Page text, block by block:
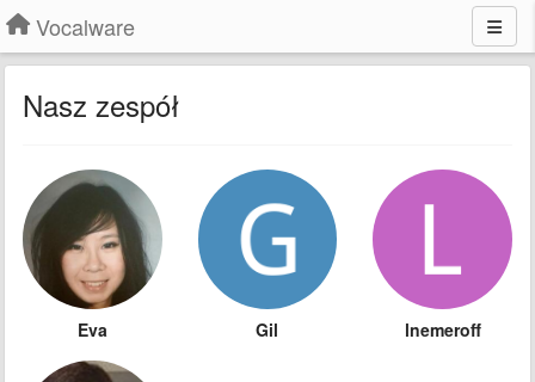
Vocalware
Nasz zespół
Eva Gil lnemeroff